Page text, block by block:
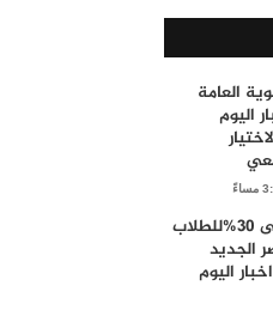
العامة
اليوم
خصومات تصل الى 30%للطلاب
الجديد
اليوم